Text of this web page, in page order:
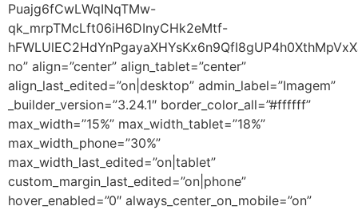
Puajg6fCwLWqINqTMw-
qk_mrpTMcLft06iH6DInyCHk2eMtf-
no” align=”center” align_tablet=”center”
align_last_edited=”on|desktop” admin_label=”Imagem”
_builder_version=”3.24.1″ border_color_all=”#ffffff”
max_width=”15%” max_width_tablet=”18%”
max_width_phone=”30%”
max_width_last_edited=”on|tablet”
custom_margin_last_edited=”on|phone”
hover_enabled=”0″ always_center_on_mobile=”on”